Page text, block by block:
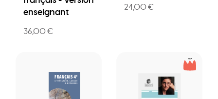
enseignant
36,00 €
24,00 €